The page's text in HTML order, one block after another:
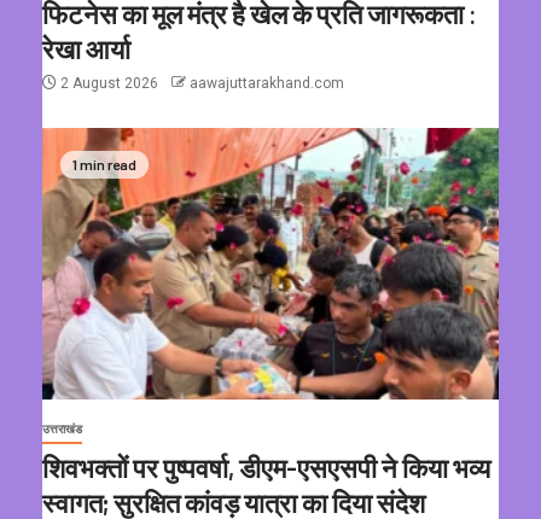
फिटनेस का मूल मंत्र है खेल के प्रति जागरूकता :
रेखा आर्या
2 August 2026 aawajuttarakhand.com
1 min read
उत्तराखंड
शिवभक्तों पर पुष्पवर्षा, डीएम-एसएसपी ने किया भव्य
स्वागत; सुरक्षित कांवड़ यात्रा का दिया संदेश